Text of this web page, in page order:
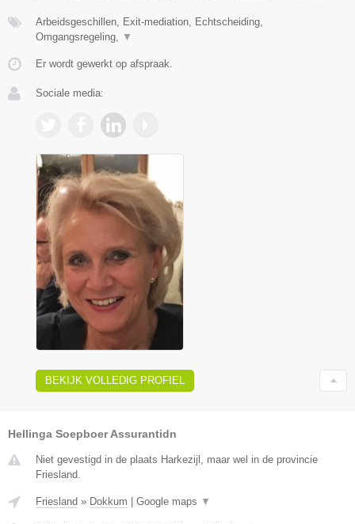
Arbeidsgeschillen, Exit-mediation, Echtscheiding,
Omgangsregeling,
▼
Er wordt gewerkt op afspraak.
Sociale media:
BEKIJK VOLLEDIG PROFIEL
Hellinga Soepboer Assurantidn
Niet gevestigd in de plaats Harkezijl, maar wel in de provincie
Friesland.
Friesland » Dokkum Google maps ▼